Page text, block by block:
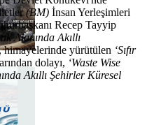
(BM) İnsan Yerleşimleri
Recep Tayyip
Alanında Akıllı
yürütülen ‘Sıfır
dolayı, ‘Waste Wise
Akıllı Şehirler Küresel